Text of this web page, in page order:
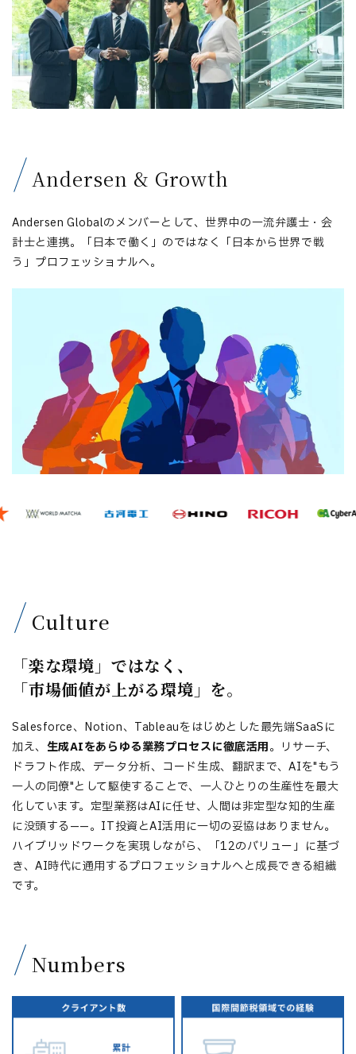
Andersen & Growth
Andersen Globalのメンバーとして、世界中の一流弁護士・会
計士と連携。「日本で働く」のではなく「日本から世界で戦
う」プロフェッショナルへ。
Culture
「楽な環境」ではなく、
「市場価値が上がる環境」を。
Salesforce、Notion、Tableauをはじめとした最先端SaaSに
加え、 生成AIをあらゆる業務プロセスに徹底活用。リサーチ、
ドラフト作成、データ分析、コード生成、翻訳まで、AIを"もう
一人の同僚"として駆使することで、一人ひとりの生産性を最大
化しています。定型業務はAIに任せ、人間は非定型な知的生産
に没頭する——。IT投資とAI活用に一切の妥協はありません。
ハイブリッドワークを実現しながら、「12のバリュー」に基づ
き、AI時代に通用するプロフェッショナルへと成長できる組織
です。
Numbers